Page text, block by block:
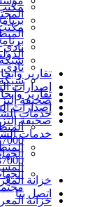
نادي
تقارير
إصدارات
صحيفة
خدمات
37000
خزانة
اتصل بنا
نادي
تقارير
إصدارات
صحيفة
خدمات
37000
خزانة